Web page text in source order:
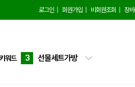
로그인 회원가입 비회원조회 장
워드
1
에코백
3
선물세트가방